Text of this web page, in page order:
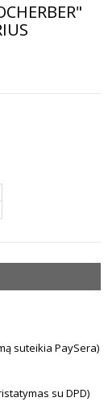
suteikia PaySera)
su DPD)